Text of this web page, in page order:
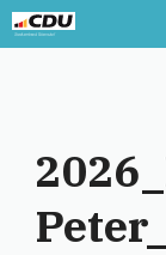
Zum
Inhalt